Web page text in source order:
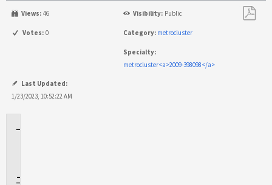
Views: 46 Visibility: Public
Votes: 0 Category: metrocluster
Specialty:
metrocluster<a>2009-398098</a>
Last Updated:
1/23/2023, 10:52:22 AM